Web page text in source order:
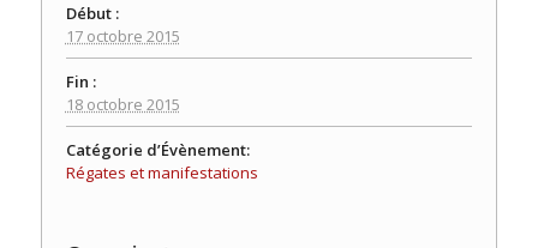
Début :
17 octobre 2015
Fin :
18 octobre 2015
Catégorie d’Évènement:
Régates et manifestations